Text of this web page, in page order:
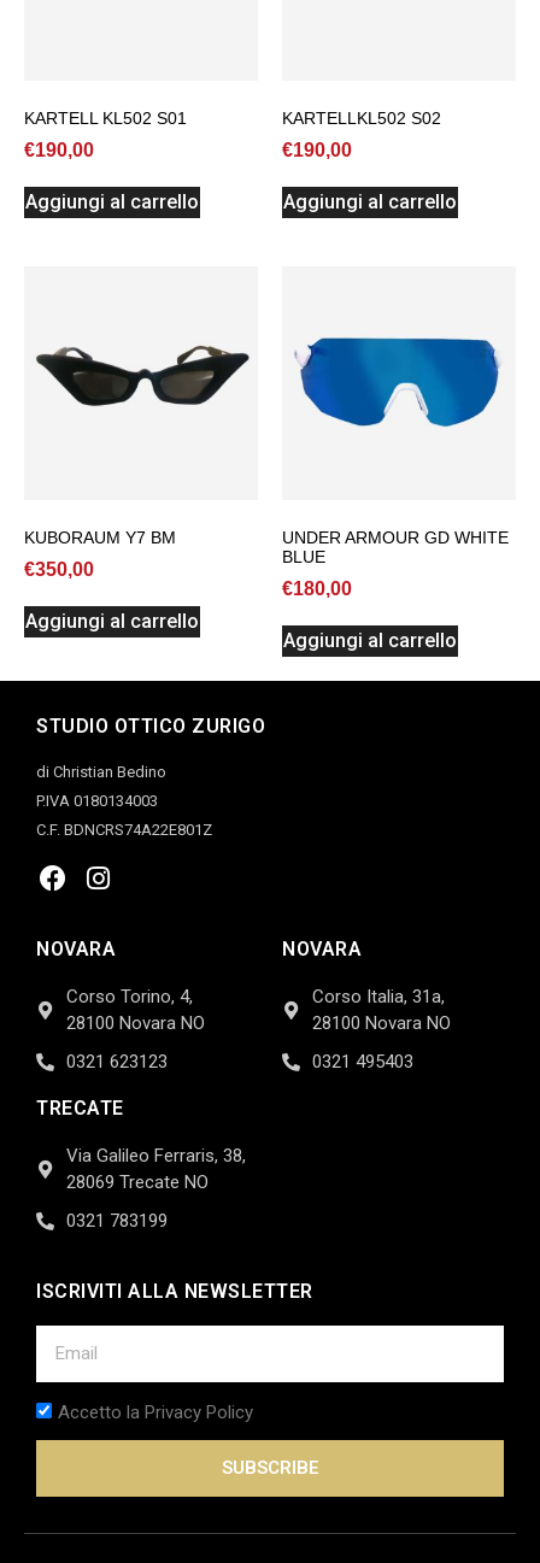
KARTELL KL502 S01
€190,00
Aggiungi al carrello
KARTELLKL502 S02
€190,00
Aggiungi al carrello
KUBORAUM Y7 BM
€350,00
Aggiungi al carrello
UNDER ARMOUR GD WHITE
BLUE
€180,00
Aggiungi al carrello
STUDIO OTTICO ZURIGO
di Christian Bedino
P.IVA 0180134003
C.F. BDNCRS74A22E801Z
NOVARA
Corso Torino, 4,
28100 Novara NO
0321 623123
NOVARA
Corso Italia, 31a,
28100 Novara NO
0321 495403
TRECATE
Via Galileo Ferraris, 38,
28069 Trecate NO
0321 783199
ISCRIVITI ALLA NEWSLETTER
Accetto la Privacy Policy
SUBSCRIBE